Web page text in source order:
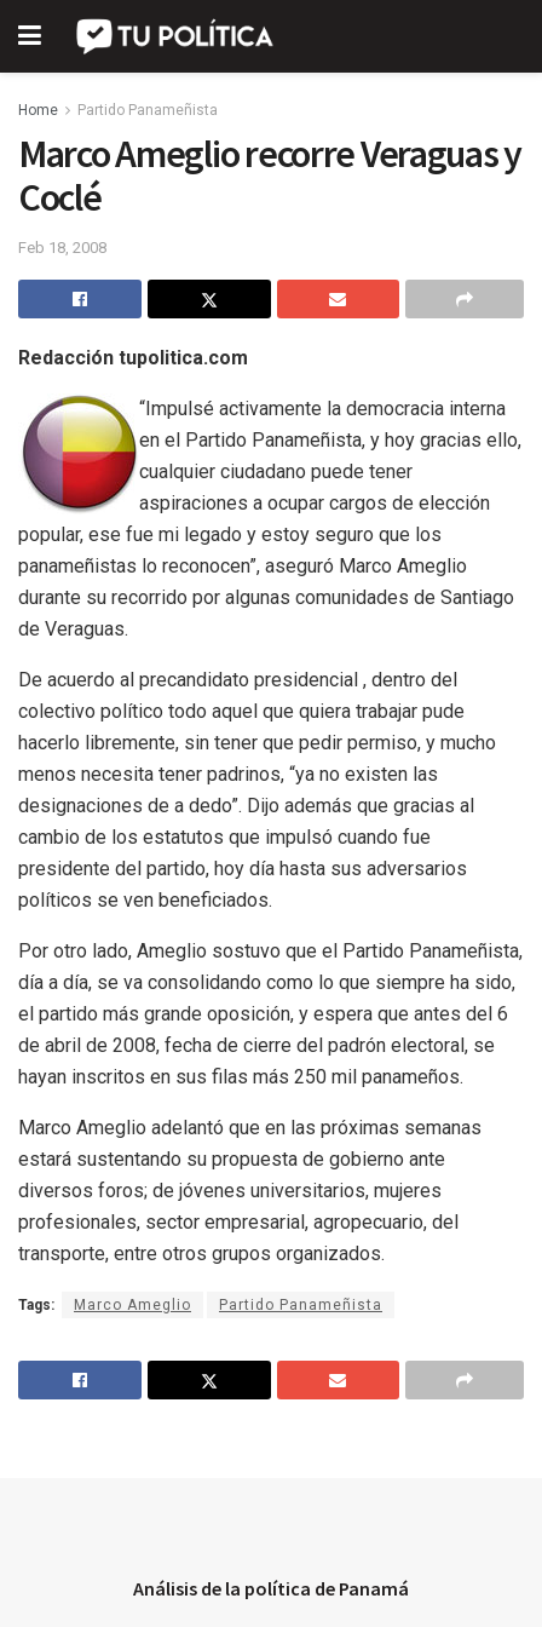
Home Partido Panameñista
Marco Ameglio recorre Veraguas y
Coclé
Feb 18, 2008
Redacción tupolitica.com
“Impulsé activamente la democracia interna
en el Partido Panameñista, y hoy gracias ello,
cualquier ciudadano puede tener
aspiraciones a ocupar cargos de elección
popular, ese fue mi legado y estoy seguro que los
panameñistas lo reconocen”, aseguró Marco Ameglio
durante su recorrido por algunas comunidades de Santiago
de Veraguas.
De acuerdo al precandidato presidencial , dentro del
colectivo político todo aquel que quiera trabajar pude
hacerlo libremente, sin tener que pedir permiso, y mucho
menos necesita tener padrinos, “ya no existen las
designaciones de a dedo”. Dijo además que gracias al
cambio de los estatutos que impulsó cuando fue
presidente del partido, hoy día hasta sus adversarios
políticos se ven beneficiados.
Por otro lado, Ameglio sostuvo que el Partido Panameñista,
día a día, se va consolidando como lo que siempre ha sido,
el partido más grande oposición, y espera que antes del 6
de abril de 2008, fecha de cierre del padrón electoral, se
hayan inscritos en sus filas más 250 mil panameños.
Marco Ameglio adelantó que en las próximas semanas
estará sustentando su propuesta de gobierno ante
diversos foros; de jóvenes universitarios, mujeres
profesionales, sector empresarial, agropecuario, del
transporte, entre otros grupos organizados.
Tags: Marco Ameglio Partido Panameñista
Análisis de la política de Panamá